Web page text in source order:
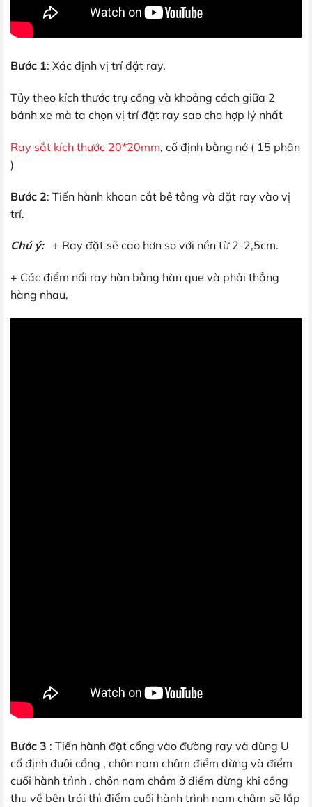
Bước 1: Xác định vị trí đặt ray.
Tủy theo kích thước trụ cổng và khoảng cách giữa 2
bánh xe mà ta chọn vị trí đặt ray sao cho hợp lý nhất
Ray sắt kích thước 20*20mm, cố định bằng nở ( 15 phân
)
Bước 2: Tiến hành khoan cắt bê tông và đặt ray vào vị
trí.
Chú ý:+ Ray đặt sẽ cao hơn so với nền từ 2-2,5cm.
+ Các điểm nối ray hàn bằng hàn que và phải thẳng
hàng nhau,
Bước 3 : Tiến hành đặt cổng vào đường ray và dùng U
cố định đuôi cổng , chôn nam châm điểm dừng và điểm
cuối hành trình . chôn nam châm ở điểm dừng khi cổng
thu về bên trái thì điểm cuối hành trình nam châm sẽ lắp